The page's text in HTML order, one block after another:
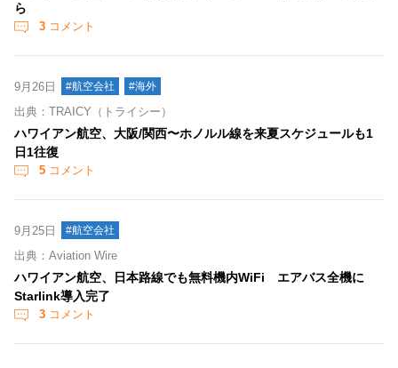
ら
3 コメント
9月26日 #航空会社 #海外
出典：TRAICY（トライシー）
ハワイアン航空、大阪/関西〜ホノルル線を来夏スケジュールも1
日1往復
5 コメント
9月25日 #航空会社
出典：Aviation Wire
ハワイアン航空、日本路線でも無料機内WiFi エアバス全機に
Starlink導入完了
3 コメント